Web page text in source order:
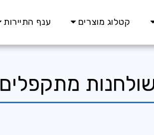
קטלוג מוצרים ענף התיירות
מתקפלים